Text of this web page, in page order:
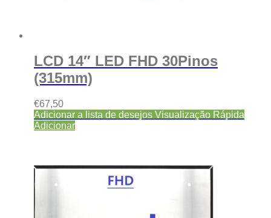
LCD 14″ LED FHD 30Pinos
(315mm)
€67,50
Adicionar a lista de desejos Visualização Rápida
Adicionar